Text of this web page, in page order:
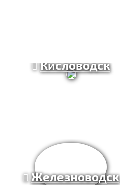
Кисловодск
Железноводск